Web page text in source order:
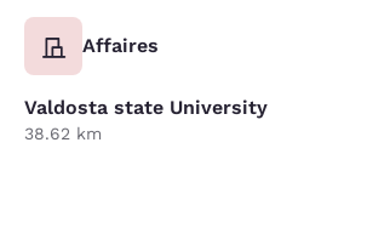
Affaires
Valdosta state University
38.62 km